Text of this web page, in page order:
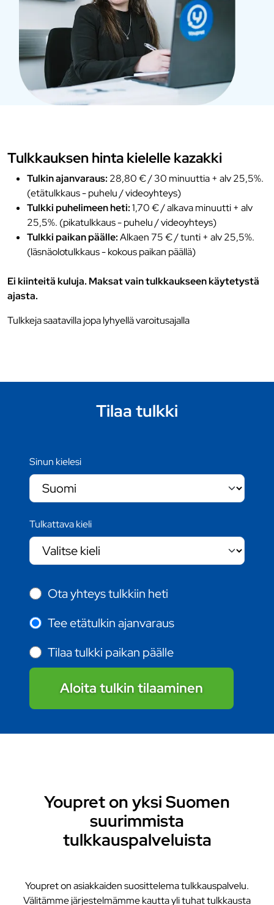
Tulkkauksen hinta kielelle kazakki
Tulkin ajanvaraus: 28,80 € / 30 minuuttia + alv 25,5%.
(etätulkkaus - puhelu / videoyhteys)
Tulkki puhelimeen heti:1,70 € / alkava minuutti + alv
25,5%. (pikatulkkaus - puhelu / videoyhteys)
Tulkki paikan päälle:Alkaen 75 € / tunti + alv 25,5%.
(läsnäolotulkkaus - kokous paikan päällä)
Ei kiinteitä kuluja. Maksat vain tulkkaukseen käytetystä
ajasta.
Tulkkeja saatavilla jopa lyhyellä varoitusajalla
Tilaa tulkki
Sinun kielesi
Tulkattava kieli
Ota yhteys tulkkiin heti
Tee etätulkin ajanvaraus
Tilaa tulkki paikan päälle
Aloita tulkin tilaaminen
Youpret on yksi Suomen
suurimmista
tulkkauspalveluista
Youpret on asiakkaiden suosittelema tulkkauspalvelu.
Välitämme järjestelmämme kautta yli tuhat tulkkausta